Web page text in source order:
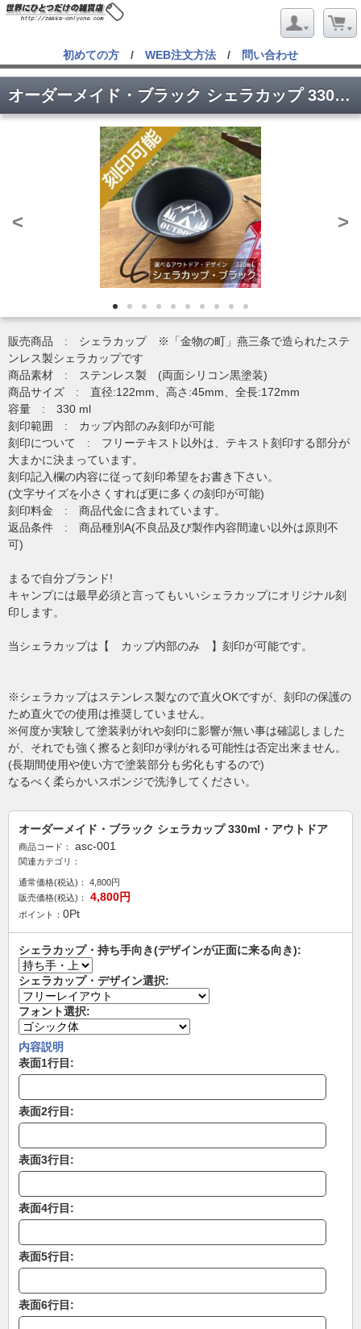
初めての方 / WEB注文方法 / 問い合わせ
オーダーメイド・ブラック シェラカップ 330ml・アウトドア
< >
販売商品 : シェラカップ ※「金物の町」燕三条で造られたステ
ンレス製シェラカップです
商品素材 : ステンレス製 (両面シリコン黒塗装)
商品サイズ : 直径:122mm、高さ:45mm、全長:172mm
容量 : 330 ml
刻印範囲 : カップ内部のみ刻印が可能
刻印について : フリーテキスト以外は、テキスト刻印する部分が
大まかに決まっています。
刻印記入欄の内容に従って刻印希望をお書き下さい。
(文字サイズを小さくすれば更に多くの刻印が可能)
刻印料金 : 商品代金に含まれています。
返品条件 : 商品種別A(不良品及び製作内容間違い以外は原則不
可)
まるで自分ブランド!
キャンプには最早必須と言ってもいいシェラカップにオリジナル刻
印します。
当シェラカップは【 カップ内部のみ 】刻印が可能です。
※シェラカップはステンレス製なので直火OKですが、刻印の保護の
ため直火での使用は推奨していません。
※何度か実験して塗装剥がれや刻印に影響が無い事は確認しました
が、それでも強く擦ると刻印が剥がれる可能性は否定出来ません。
(長期間使用や使い方で塗装部分も劣化もするので)
なるべく柔らかいスポンジで洗浄してください。
オーダーメイド・ブラック シェラカップ 330ml・アウトドア
商品コード： asc-001
関連カテゴリ：
通常価格(税込)： 4,800円
販売価格(税込)：
4,800円
ポイント： 0Pt
シェラカップ・持ち手向き(デザインが正面に来る向き):
シェラカップ・デザイン選択:
フォント選択:
内容説明
表面1行目:
表面2行目:
表面3行目:
表面4行目:
表面5行目:
表面6行目: